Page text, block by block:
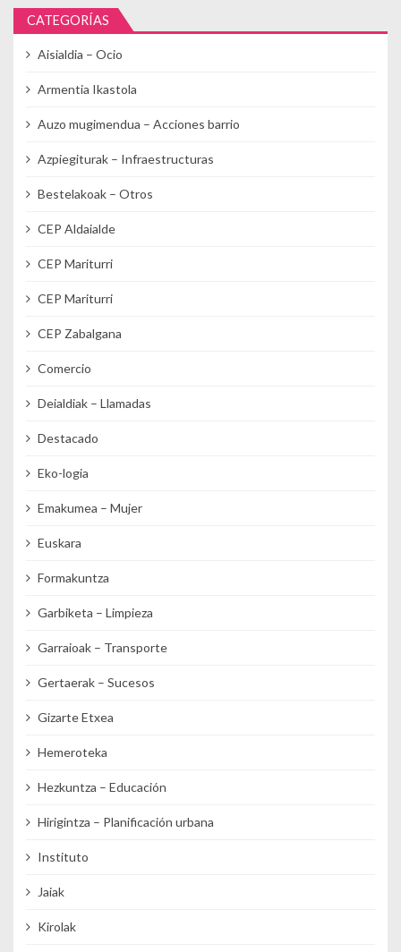
CATEGORÍAS
Aisialdia – Ocio
Armentia Ikastola
Auzo mugimendua – Acciones barrio
Azpiegiturak – Infraestructuras
Bestelakoak – Otros
CEP Aldaialde
CEP Mariturri
CEP Mariturri
CEP Zabalgana
Comercio
Deialdiak – Llamadas
Destacado
Eko-logia
Emakumea – Mujer
Euskara
Formakuntza
Garbiketa – Limpieza
Garraioak – Transporte
Gertaerak – Sucesos
Gizarte Etxea
Hemeroteka
Hezkuntza – Educación
Hirigintza – Planificación urbana
Instituto
Jaiak
Kirolak